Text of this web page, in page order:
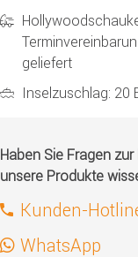
geliefert
Inselzuschlag: 20
Haben Sie Fragen
unsere Produkte
Kunden-
WhatsApp